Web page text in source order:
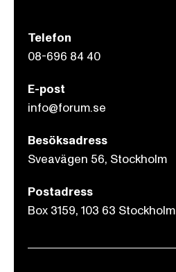
Telefon
08-696 84 40
E-post
info@forum.se
Besöksadress
Sveavägen 56, Stockholm
Postadress
Box 3159, 103 63 Stockholm